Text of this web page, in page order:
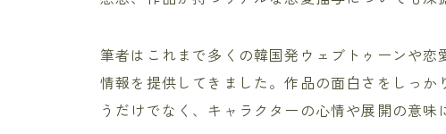
筆者はこれまで多くの韓国発ウェブトゥーンや
情報を提供してきました。作品の面白さをしっ
うだけでなく、キャラクターの心情や展開の意味